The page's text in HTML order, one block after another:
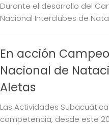
Durante el desarrollo del
Nacional Interclubes de
En acción
Nacional de
Aletas
Las Actividades
competencia, desde este 20